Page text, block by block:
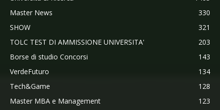
Master News
330
SHOW
321
TOLC TEST DI AMMISSIONE UNIVERSITA'
203
Borse di studio Concorsi
143
VerdeFuturo
134
Tech&Game
128
Master MBA e Management
123